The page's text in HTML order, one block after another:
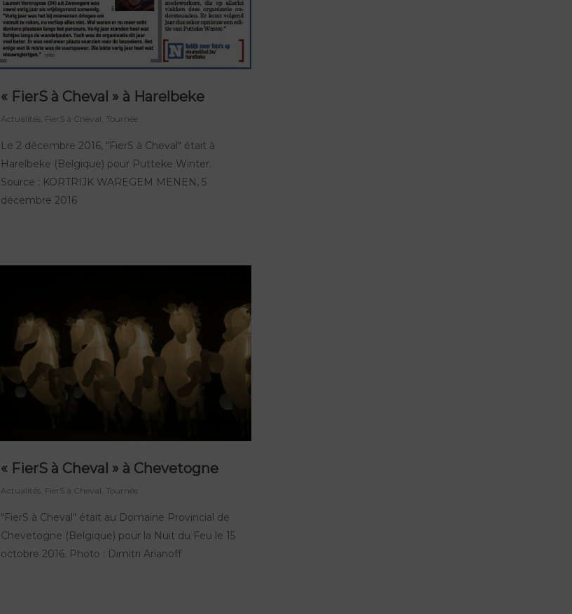
« FierS à Cheval » à Harelbeke
Actualités FierS à Cheval Tournée
Le 2 décembre 2016, "FierS à Cheval" était à
Harelbeke (Belgique) pour Putteke Winter.
Source : KORTRIJK WAREGEM MENEN, 5
décembre 2016
« FierS à Cheval » à Chevetogne
Actualités FierS à Cheval Tournée
"FierS à Cheval" était au Domaine Provincial de
Chevetogne (Belgique) pour la Nuit du Feu le 15
octobre 2016. Photo : Dimitri Arianoff